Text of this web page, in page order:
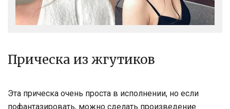
Прическа из жгутиков
Эта прическа очень проста в исполнении, но если
пофантазировать, можно сделать произведение